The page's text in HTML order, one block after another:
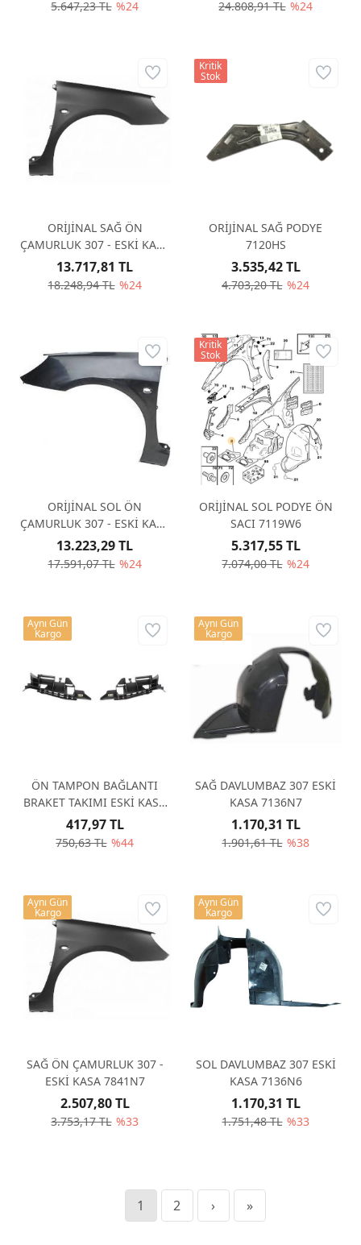
5.647,23 TL %24 24.808,91 TL %24
ORİJİNAL SAĞ ÖN
ÇAMURLUK 307 - ESKİ KASA
7841N7
18.248,94 TL %24
13.717,81 TL
ORİJİNAL SAĞ PODYE
7120HS
4.703,20 TL %24
3.535,42 TL
Kritik
Stok
ORİJİNAL SOL ÖN
ÇAMURLUK 307 - ESKİ KASA
7840K8
17.591,07 TL %24
13.223,29 TL
ORİJİNAL SOL PODYE ÖN
SACI 7119W6
7.074,00 TL %24
5.317,55 TL
Kritik
Stok
ÖN TAMPON BAĞLANTI
BRAKET TAKIMI ESKİ KASA
741634
750,63 TL %44
417,97 TL
Aynı Gün
Kargo
SAĞ DAVLUMBAZ 307 ESKİ
KASA 7136N7
1.901,61 TL %38
1.170,31 TL
Aynı Gün
Kargo
SAĞ ÖN ÇAMURLUK 307 -
ESKİ KASA 7841N7
3.753,17 TL %33
2.507,80 TL
Aynı Gün
Kargo
SOL DAVLUMBAZ 307 ESKİ
KASA 7136N6
1.751,48 TL %33
1.170,31 TL
Aynı Gün
Kargo
1 2 › »